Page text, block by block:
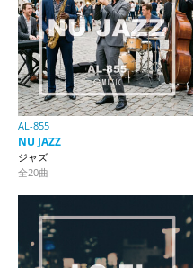
AL-855
NU JAZZ
ジャズ
全20曲